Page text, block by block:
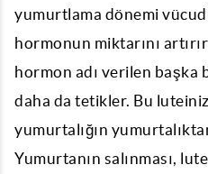
yumurtlama dönemi
hormonun miktarını
hormon adı verilen başka
daha da tetikler. Bu
yumurtalığın
Yumurtanın salınması,